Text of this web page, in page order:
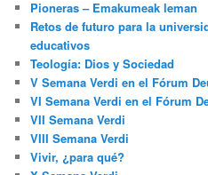
Pioneras – Emakumeak leman
Retos de futuro para la
educativos
Teología: Dios y Sociedad
V Semana Verdi en el Fórum
VI Semana Verdi en el Fórum
VII Semana Verdi
VIII Semana Verdi
Vivir, ¿para qué?